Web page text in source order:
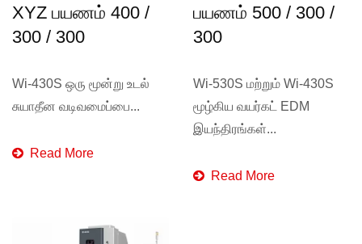
XYZ பயணம் 400 /
300 / 300
Wi-430S ஒரு மூன்று உடல்
சுயாதீன வடிவமைப்பை...
Read More
பயணம் 500 / 300 /
300
Wi-530S மற்றும் Wi-430S
மூழ்கிய வயர்கட் EDM
இயந்திரங்கள்...
Read More